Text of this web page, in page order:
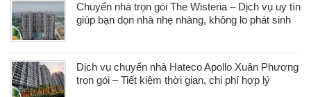
Chuyển nhà trọn gói The Wisteria – Dịch vụ uy tín
giúp bạn dọn nhà nhẹ nhàng, không lo phát sinh
Dịch vụ chuyển nhà Hateco Apollo Xuân Phương
trọn gói – Tiết kiệm thời gian, chi phí hợp lý